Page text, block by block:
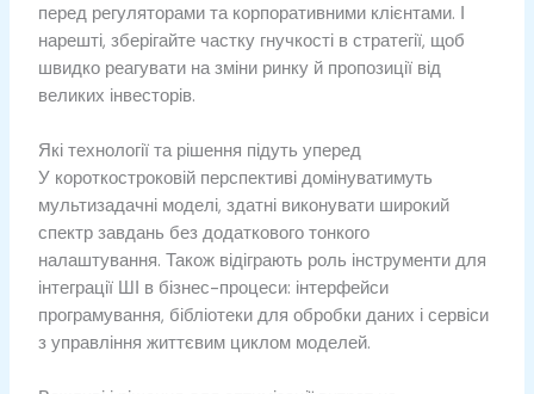
перед регуляторами та корпоративними клієнтами. І
нарешті, зберігайте частку гнучкості в стратегії, щоб
швидко реагувати на зміни ринку й пропозиції від
великих інвесторів.
Які технології та рішення підуть уперед
У короткостроковій перспективі домінуватимуть
мультизадачні моделі, здатні виконувати широкий
спектр завдань без додаткового тонкого
налаштування. Також відіграють роль інструменти для
інтеграції ШІ в бізнес-процеси: інтерфейси
програмування, бібліотеки для обробки даних і сервіси
з управління життєвим циклом моделей.